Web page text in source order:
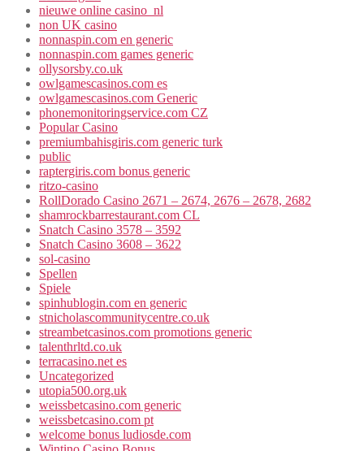
nieuwe online casino_nl
non UK casino
nonnaspin.com en generic
nonnaspin.com games generic
ollysorsby.co.uk
owlgamescasinos.com es
owlgamescasinos.com Generic
phonemonitoringservice.com CZ
Popular Casino
premiumbahisgiris.com generic turk
public
raptergiris.com bonus generic
ritzo-casino
RollDorado Casino 2671 – 2674, 2676 – 2678, 2682
shamrockbarrestaurant.com CL
Snatch Casino 3578 – 3592
Snatch Casino 3608 – 3622
sol-casino
Spellen
Spiele
spinhublogin.com en generic
stnicholascommunitycentre.co.uk
streambetcasinos.com promotions generic
talenthrltd.co.uk
terracasino.net es
Uncategorized
utopia500.org.uk
weissbetcasino.com generic
weissbetcasino.com pt
welcome bonus ludiosde.com